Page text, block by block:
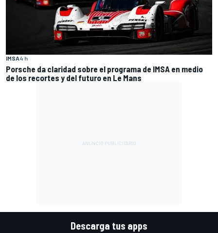
IMSA4 h
Porsche da claridad sobre el programa de IMSA en medio
de los recortes y del futuro en Le Mans
Descarga tus apps